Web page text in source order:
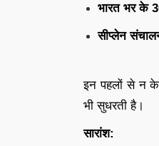
भारत भर के
सीप्लेन
इन पहलों से न
भी सुधरती है।
सारांश: